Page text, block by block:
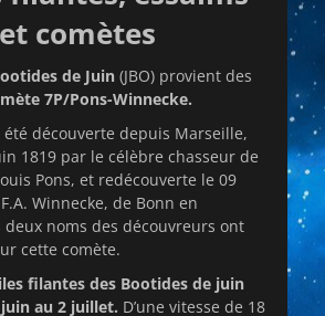
et comètes
de Juin (JBO) provient des
7P/Pons-Winnecke.
été découverte depuis Marseille,
1819 par le célèbre chasseur de
Pons, et redécouverte le 09
Winnecke, de Bonn en
deux noms des découvreurs ont
cette comète.
filantes des Bootides de juin
au 2 juillet. D’une vitesse de 18